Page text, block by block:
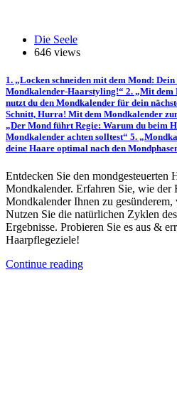
Die Seele
646 views
1. „Locken schneiden mit dem Mond:
Mondkalender-Haarstyling!“ 2. „Mit dem
nutzt du den Mondkalender für dein
Schnitt, Hurra! Mit dem Mondkalender
„Der Mond führt Regie: Warum du beim
Mondkalender achten solltest“ 5.
deine Haare optimal nach den
Entdecken Sie den mondgesteuerten
Mondkalender. Erfahren Sie, wie der
Mondkalender Ihnen zu
Nutzen Sie die natürlichen Zyklen
Ergebnisse. Probieren Sie es aus &
Haarpflegeziele!
Continue reading